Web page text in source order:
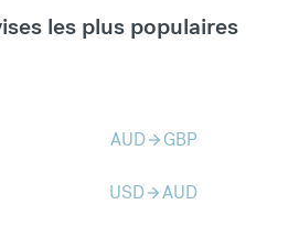
les plus populaires
AUDarrow_forward GBP
USDarrow_forwardAUD